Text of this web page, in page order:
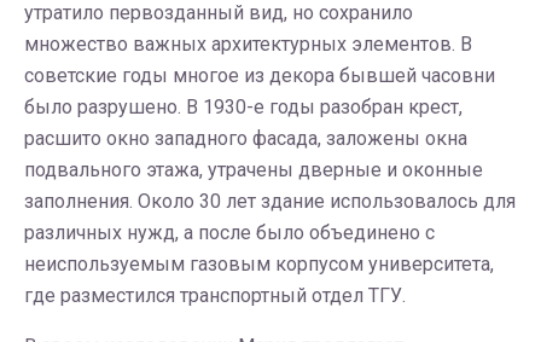
утратило первозданный вид, но сохранило
множество важных архитектурных элементов. В
советские годы многое из декора бывшей часовни
было разрушено. В 1930-е годы разобран крест,
расшито окно западного фасада, заложены окна
подвального этажа, утрачены дверные и оконные
заполнения. Около 30 лет здание использовалось для
различных нужд, а после было объединено с
неиспользуемым газовым корпусом университета,
где разместился транспортный отдел ТГУ.